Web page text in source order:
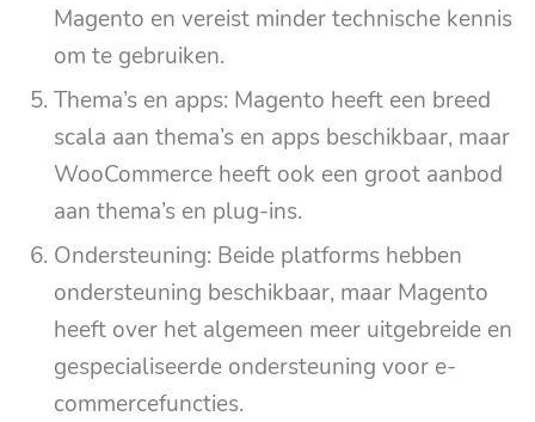
Magento en vereist minder technische kennis
om te gebruiken.
Thema’s en apps: Magento heeft een breed
scala aan thema’s en apps beschikbaar, maar
WooCommerce heeft ook een groot aanbod
aan thema’s en plug-ins.
Ondersteuning: Beide platforms hebben
ondersteuning beschikbaar, maar Magento
heeft over het algemeen meer uitgebreide en
gespecialiseerde ondersteuning voor e-
commercefuncties.